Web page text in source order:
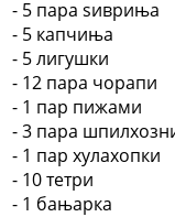
- 5 пара ѕивриња
- 5 капчиња
- 5 лигушки
- 12 пара чорапи
- 1 пар пижами
- 3 пара
- 1 пар хулахопки
- 10 тетри
- 1 бањарка